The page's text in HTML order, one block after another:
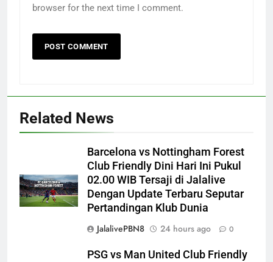
browser for the next time I comment.
Related News
Barcelona vs Nottingham Forest
Club Friendly Dini Hari Ini Pukul
02.00 WIB Tersaji di Jalalive
Dengan Update Terbaru Seputar
Pertandingan Klub Dunia
JalalivePBN8
24 hours ago 0
PSG vs Man United Club Friendly